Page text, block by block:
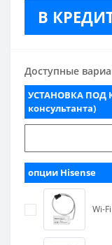
В
Доступные
УСТАНОВКА ПОД
консультанта)
опции Hisense
Wi-